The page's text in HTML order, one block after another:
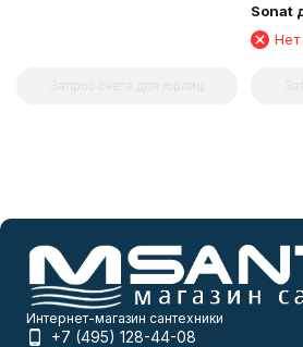
Sonat
Нет
Интернет-магазин сантехники
+7 (495) 128-44-08